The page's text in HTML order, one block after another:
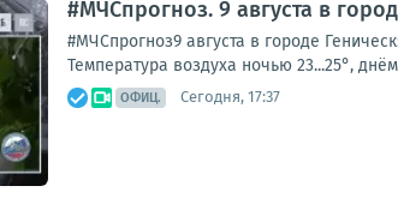
#МЧСпрогноз. 9 августа в
#МЧСпрогноз9 августа в городе
Температура воздуха ночью 23...25°,
ОФИЦ. Сегодня, 17:37